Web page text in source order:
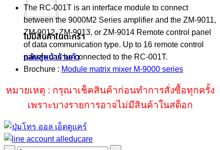
ไม่มีสินค้าในตะกร้า
กลับสู่หน้าร้านค้า
The RC-001T is an interface module to connect
between the 9000M2 Series amplifier and the ZM-9011,
ZM-9012, ZM-9013, or ZM-9014 Remote control panel
of data communication type. Up to 16 remote control
panels can be connected to the RC-001T.
Brochure : Module matrix mixer M-9000 series
หมายเหตุ : กรุณาเช็คสินค้าก่อนทำการสั่งซื้อทุกครั้ง
เพราะบางรายการอาจไม่มีสินค้าในสต็อก